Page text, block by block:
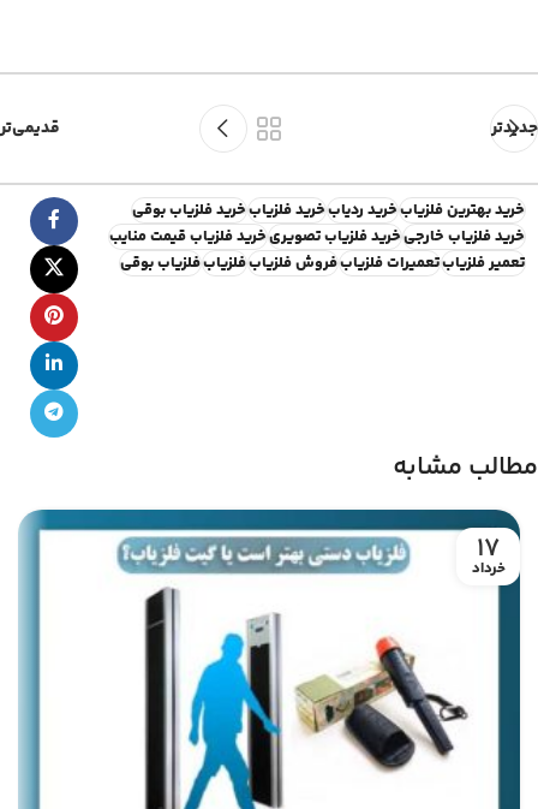
جدیدتر قدیمی‌تر
خرید بهترین فلزیابخرید ردیابخرید فلزیابخرید فلزیاب بوقی
خرید فلزیاب خارجیخرید فلزیاب تصویریخرید فلزیاب قیمت منایب
تعمیر فلزیابتعمیرات فلزیابفروش فلزیابفلزیابفلزیاب بوقی
مطالب مشابه
17
خرداد